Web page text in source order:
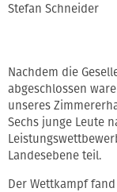
Stefan Schneider
Nachdem die
abgeschlossen
unseres
Sechs junge Leute
Landesebene teil.
Der Wettkampf